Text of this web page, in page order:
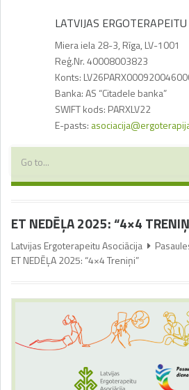
LATVIJAS ERGOTERAPEITU
Miera iela 28-3, Rīga, LV-1001
Reģ.Nr. 40008003823
Konts:
Banka: AS “Citadele banka”
SWIFT kods: PARXLV22
E-pasts:
ET NEDĒĻA 2025: “4×4
Latvijas Ergoterapeitu Asociācija
ET NEDĒĻA 2025: “4×4 Treniņi”